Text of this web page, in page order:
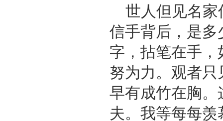
世人但见名
信手背后，是
字，拈笔在手
努为力。观者
早有成竹在胸。
夫。我等每每